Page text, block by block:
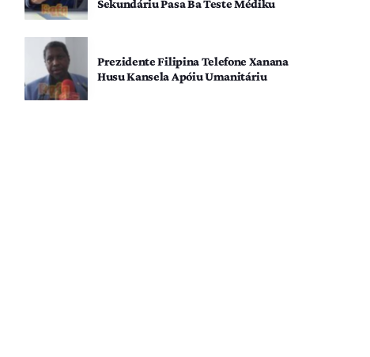
Sekundáriu Pasa Ba Teste Médiku
Prezidente Filipina Telefone Xanana
Husu Kansela Apóiu Umanitáriu